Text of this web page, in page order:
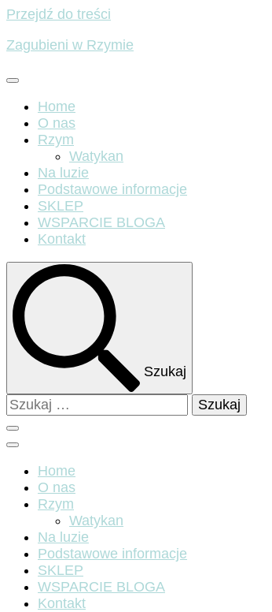
Przejdź do treści
Zagubieni w Rzymie
Home
O nas
Rzym
Watykan
Na luzie
Podstawowe informacje
SKLEP
WSPARCIE BLOGA
Kontakt
Szukaj
Szukaj:
Home
O nas
Rzym
Watykan
Na luzie
Podstawowe informacje
SKLEP
WSPARCIE BLOGA
Kontakt